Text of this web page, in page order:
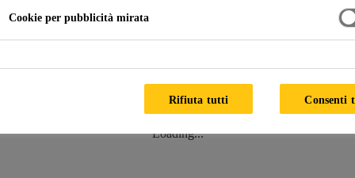
Loading...
Cookie per pubblicità mirata
Rifiuta tutti Consenti